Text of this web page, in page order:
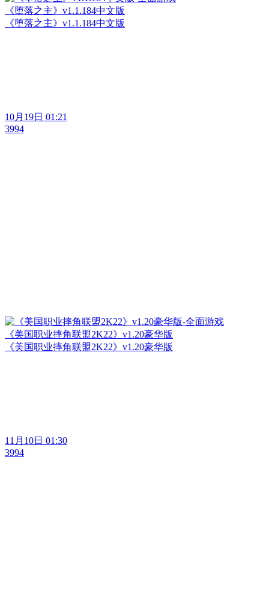
《堕落之主》v1.1.184中文版
《堕落之主》v1.1.184中文版
10月19日 01:21
3994
《美国职业摔角联盟2K22》v1.20豪华版
《美国职业摔角联盟2K22》v1.20豪华版
11月10日 01:30
3994